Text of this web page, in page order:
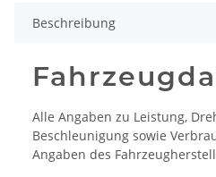
Beschreibung
Alle Angaben zu Leistung,
Beschleunigung sowie
Angaben des